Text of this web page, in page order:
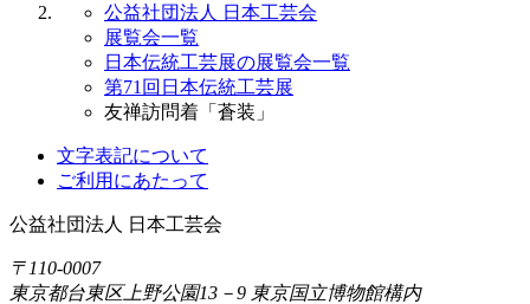
公益社団法人 日本工芸会
展覧会一覧
日本伝統工芸展の展覧会一覧
第71回日本伝統工芸展
友禅訪問着「蒼装」
文字表記について
ご利用にあたって
公益社団法人 日本工芸会
〒110-0007
東京都台東区上野公園13－9 東京国立博物館構内